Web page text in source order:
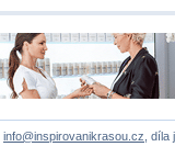
info@inspirovanikrasou.cz, díla